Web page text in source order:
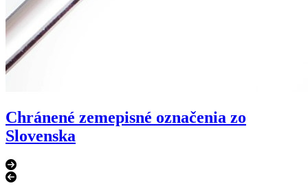
Chránené zemepisné označenia zo
Slovenska